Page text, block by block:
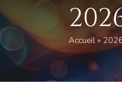
Accueil »